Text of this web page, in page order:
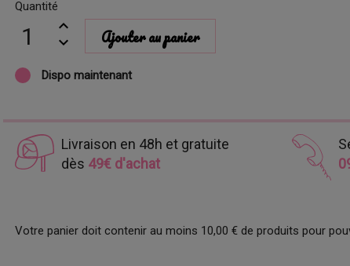
Quantité
Ajouter au panier
Dispo maintenant
Livraison en 48h et gratuite
dès 49€ d'achat
Votre panier doit contenir au moins 10,00 € de produits pour